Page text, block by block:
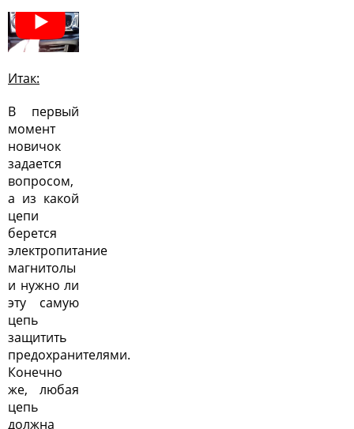
Итак:
В первый
момент
новичок
задается
вопросом,
а из какой
цепи
берется
электропитание
магнитолы
и нужно ли
эту самую
цепь
защитить
предохранителями.
Конечно
же, любая
цепь
должна